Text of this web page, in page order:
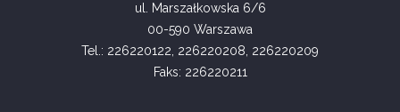
ul. Marszałkowska 6/6
00-590 Warszawa
Tel.: 226220122, 226220208, 226220209
Faks: 226220211